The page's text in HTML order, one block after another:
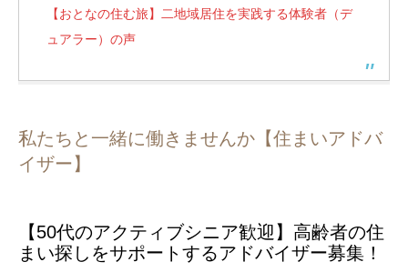
【おとなの住む旅】二地域居住を実践する体験者（デ
ュアラー）の声
私たちと一緒に働きませんか【住まいアドバ
イザー】
【50代のアクティブシニア歓迎】高齢者の住
まい探しをサポートするアドバイザー募集！